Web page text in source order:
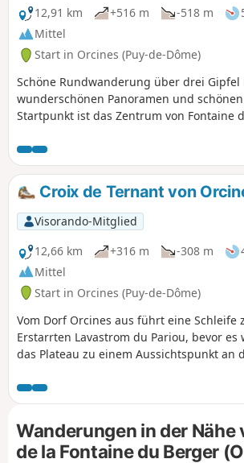
12,91 km
+516 m -518 m
Mittel
Start in Orcines (Puy-de-Dôme)
Schöne Rundwanderung über drei Gipfel
wunderschönen Panoramen und
Startpunkt ist das Zentrum von Fontaine
des Goules. Die App Visorando wird
Wege nicht markiert sind. Hohe
Sommersaison.
Croix de Ternant von
Visorando-Mitglied
12,66 km
+316 m -308 m
Mittel
Start in Orcines (Puy-de-Dôme)
Vom Dorf Orcines aus führt eine Schleife
Erstarrten Lavastrom du Pariou, bevor
das Plateau zu einem Aussichtspunkt an
Gouris, den früher die Hirten benutzten,
Bauernhöfen der Fontaine du Berger zu
Sommerweiden am Fuße des Dôme zu
Wanderungen in der Nähe
de la Fontaine du Berger